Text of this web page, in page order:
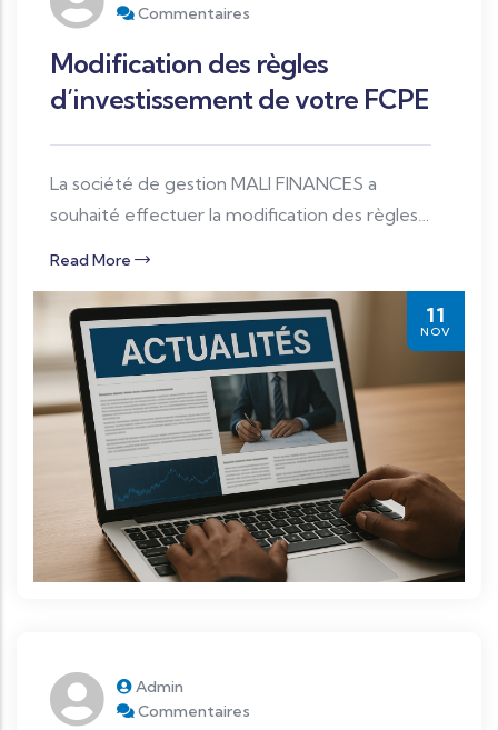
Commentaires
Modification des règles
d’investissement de votre FCPE
La société de gestion MALI FINANCES a
souhaité effectuer la modification des règles
et de la dénomination comme vous l’avez
souhaité.
Read More
11
NOV
Admin
Commentaires